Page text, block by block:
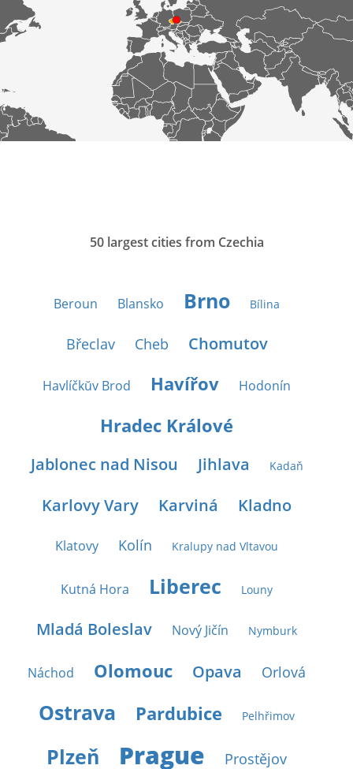
50 largest cities from Czechia
Beroun Blansko Brno Bílina
Břeclav Cheb Chomutov
Havlíčkŭv Brod Havířov Hodonín
Hradec Králové
Jablonec nad Nisou Jihlava Kadaň
Karlovy Vary Karviná Kladno
Klatovy Kolín Kralupy nad Vltavou
Kutná Hora Liberec Louny
Mladá Boleslav Nový Jičín Nymburk
Náchod Olomouc Opava Orlová
Ostrava Pardubice Pelhřimov
Plzeň Prague Prostějov